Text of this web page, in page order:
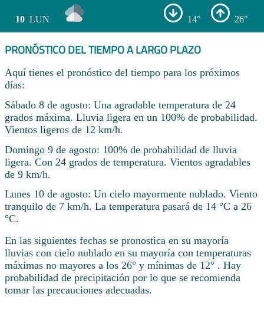
10 LUN 14° 26°
PRONÓSTICO DEL TIEMPO A LARGO PLAZO
Aquí tienes el pronóstico del tiempo para los próximos
días:
Sábado 8 de agosto: Una agradable temperatura de 24
grados máxima. Lluvia ligera en un 100% de probabilidad.
Vientos ligeros de 12 km/h.
Domingo 9 de agosto: 100% de probabilidad de lluvia
ligera. Con 24 grados de temperatura. Vientos agradables
de 9 km/h.
Lunes 10 de agosto: Un cielo mayormente nublado. Viento
tranquilo de 7 km/h. La temperatura pasará de 14 °C a 26
°C.
En las siguientes fechas se pronostica en su mayoría
lluvias con cielo nublado en su mayoría con temperaturas
máximas no mayores a los 26° y mínimas de 12° . Hay
probabilidad de precipitación por lo que se recomienda
tomar las precauciones adecuadas.